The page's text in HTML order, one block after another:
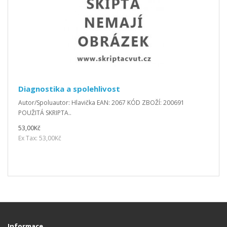
Diagnostika a spolehlivost
Autor/Spoluautor: Hlavička EAN: 2067 KÓD ZBOŽÍ: 200691
POUŽITÁ SKRIPTA..
53,00Kč
Ex Tax: 53,00Kč